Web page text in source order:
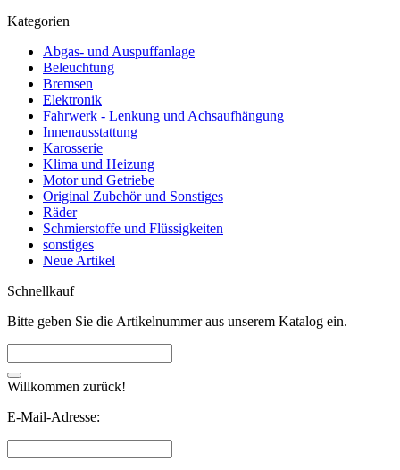
Kategorien
Abgas- und Auspuffanlage
Beleuchtung
Bremsen
Elektronik
Fahrwerk - Lenkung und Achsaufhängung
Innenausstattung
Karosserie
Klima und Heizung
Motor und Getriebe
Original Zubehör und Sonstiges
Räder
Schmierstoffe und Flüssigkeiten
sonstiges
Neue Artikel
Schnellkauf
Bitte geben Sie die Artikelnummer aus unserem Katalog ein.
Willkommen zurück!
E-Mail-Adresse: